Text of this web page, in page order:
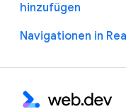
hinzufügen
Navigationen in